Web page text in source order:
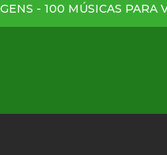
- 100 MÚSICAS PARA